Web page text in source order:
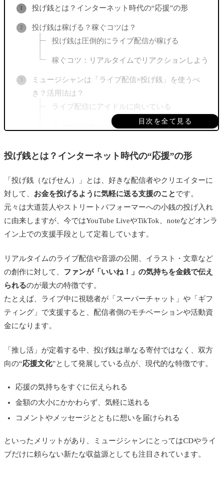
目次を全て見る
投げ銭とは？インターネット時代の“応援”の形
投げ銭は稼げる？稼ぐコツは？
投げ銭は圧倒的にライブ配信が稼げる
稼ぐコツ：リアルタイムでリアクションしよう
ミュージシャンは「ライブ配信×投げ銭」を使うべ
き？活用法は？
ライブ配信にアイドルに向いている
ミュージシャン・バンドマンとの相性はいまい
オンラインストリートライブを開催しよう
主要SNSの投げ銭サービス４選
YouTube Live（スーパーチャット）
TikTok Live（ギフティング）
Instagram Live（バッヂ機能）
投げ銭サービスのあるライブ配信アプリ３選
17LIVE（イチナナ）｜ユーザー最大級
Pococha（ポコチャ）｜時給制の報酬も
Bandcamp（バンドキャンプ）｜海外向け
ティストページに投げ銭を導入
note｜総合力が高い
codoc（コードク）｜ホームページに投げ銭を
導入
投げ銭とは？インターネット時代の“応援”の形
「投げ銭（なげせん）」とは、好きな配信者やクリエイターに
対して、 お金を投げるように気軽に送る支援のことです。
元々は大道芸人やストリートパフォーマーへの小銭の投げ入れ
に由来しますが、今ではYouTube LiveやTikTok、noteなどオンラ
イン上での支援手段として定着しています。
リアルタイムのライブ配信や音源の公開、イラスト・文章など
の創作に対して、 ファンが「いいね！」の気持ちを金銭で伝え
られるのが最大の特徴です。
たとえば、ライブ中に視聴者が「スーパーチャット」や「ギフ
ティング」で支援すると、配信者側のモチベーションや活動資
金になります。
「推し活」が定着する中、投げ銭は単なる寄付ではなく、双方
向の“応援文化”として発展している点が、現代的な特徴です。
応援の気持ちをすぐに伝えられる
金額の大小にかかわらず、気軽に送れる
コメントやメッセージとともに想いを届けられる
といったメリットがあり、ミュージシャンにとってはCDやライ
ブだけに頼らない新たな収益源としても注目されています。